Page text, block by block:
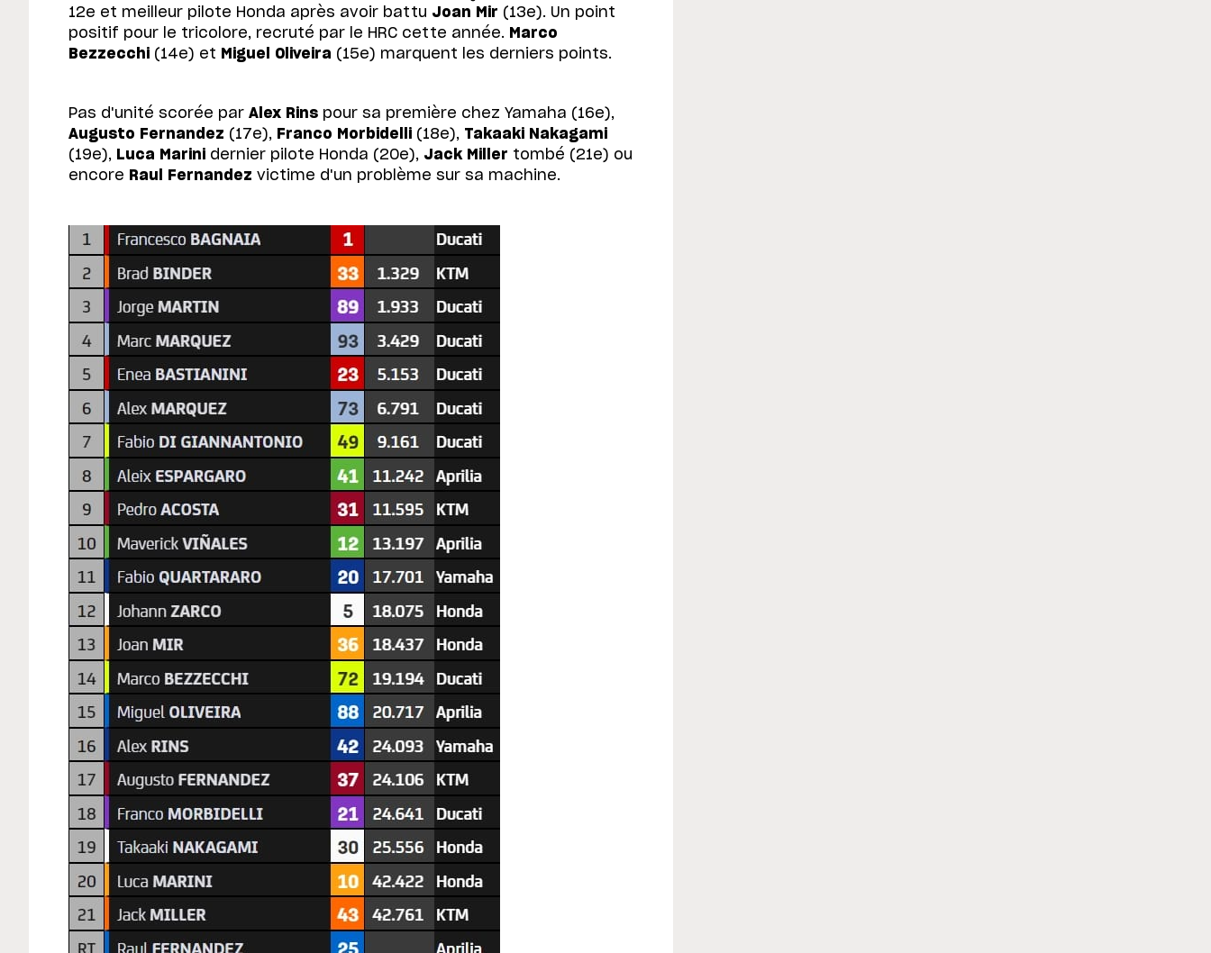
12e et meilleur pilote Honda après avoir battu Joan Mir (13e). Un point
positif pour le tricolore, recruté par le HRC cette année. Marco
Bezzecchi (14e) et Miguel Oliveira (15e) marquent les derniers points.
Pas d'unité scorée par Alex Rins pour sa première chez Yamaha (16e),
Augusto Fernandez (17e), Franco Morbidelli (18e), Takaaki Nakagami
(19e), Luca Marini dernier pilote Honda (20e), Jack Miller tombé (21e) ou
encore Raul Fernandez victime d'un problème sur sa machine.